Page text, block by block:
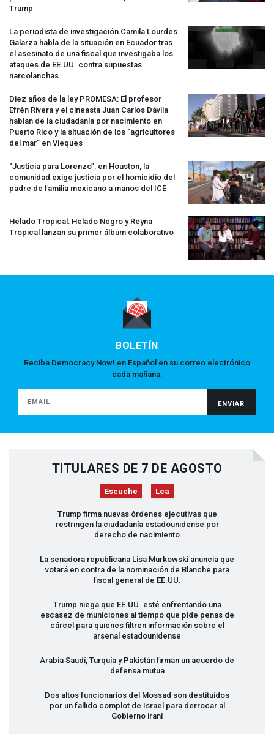
Trump
La periodista de investigación Camila Lourdes
Galarza habla de la situación en Ecuador tras
el asesinato de una fiscal que investigaba los
ataques de EE.UU. contra supuestas
narcolanchas
Diez años de la ley PROMESA: El profesor
Efrén Rivera y el cineasta Juan Carlos Dávila
hablan de la ciudadanía por nacimiento en
Puerto Rico y la situación de los “agricultores
del mar” en Vieques
“Justicia para Lorenzo”: en Houston, la
comunidad exige justicia por el homicidio del
padre de familia mexicano a manos del ICE
Helado Tropical: Helado Negro y Reyna
Tropical lanzan su primer álbum colaborativo
BOLETÍN
Reciba Democracy Now! en Español en su correo electrónico
cada mañana.
TITULARES DE 7 DE AGOSTO
Escuche Lea
Trump firma nuevas órdenes ejecutivas que
restringen la ciudadanía estadounidense por
derecho de nacimiento
La senadora republicana Lisa Murkowski anuncia que
votará en contra de la nominación de Blanche para
fiscal general de EE.UU.
Trump niega que EE.UU. esté enfrentando una
escasez de municiones al tiempo que pide penas de
cárcel para quienes filtren información sobre el
arsenal estadounidense
Arabia Saudí, Turquía y Pakistán firman un acuerdo de
defensa mutua
Dos altos funcionarios del Mossad son destituidos
por un fallido complot de Israel para derrocar al
Gobierno iraní